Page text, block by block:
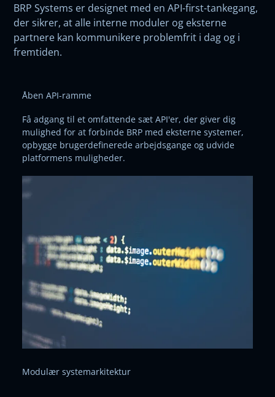
BRP Systems er designet med en API-first-tankegang,
der sikrer, at alle interne moduler og eksterne
partnere kan kommunikere problemfrit i dag og i
fremtiden.
Åben API-ramme
Få adgang til et omfattende sæt API'er, der giver dig
mulighed for at forbinde BRP med eksterne systemer,
opbygge brugerdefinerede arbejdsgange og udvide
platformens muligheder.
Modulær systemarkitektur